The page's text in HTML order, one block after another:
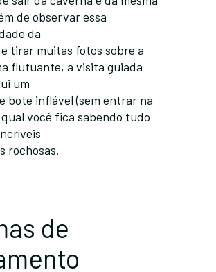
de observar essa
da
tirar muitas fotos sobre a
flutuante, a visita guiada
um
bote inflável (sem entrar na
você fica sabendo tudo
rochosas.
de